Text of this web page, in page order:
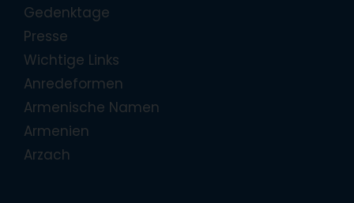
Gedenktage
Presse
Wichtige Links
Anredeformen
Armenische Namen
Armenien
Arzach